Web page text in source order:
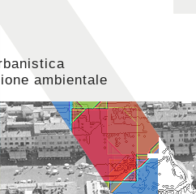
ambientale